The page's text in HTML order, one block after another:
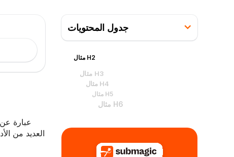
جدول المحتويات
مثال H2
مثال H3
مثال H4
مثال H5
مثال H6